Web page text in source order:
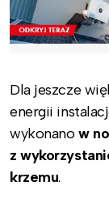
Dla jeszcze
energii
wykonanow
z
krzemu.